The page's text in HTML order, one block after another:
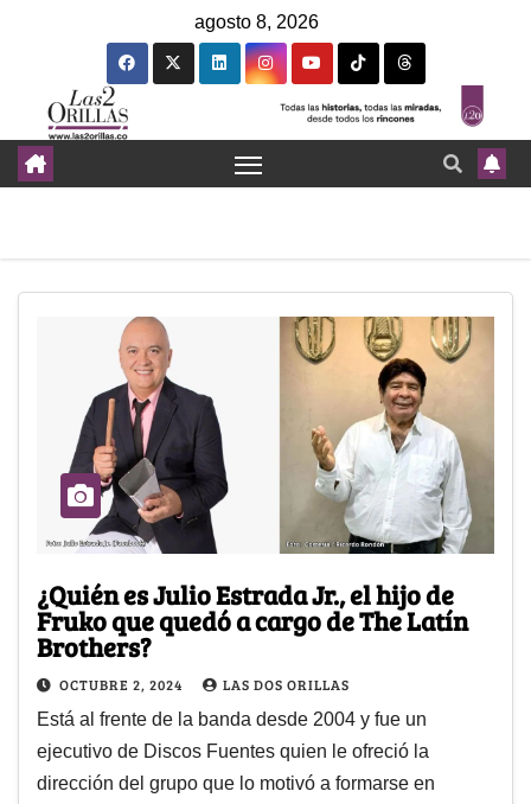
agosto 8, 2026
¿Quién es Julio Estrada Jr., el hijo de
Fruko que quedó a cargo de The Latín
Brothers?
OCTUBRE 2, 2024 LAS DOS ORILLAS
Está al frente de la banda desde 2004 y fue un
ejecutivo de Discos Fuentes quien le ofreció la
dirección del grupo que lo motivó a formarse en